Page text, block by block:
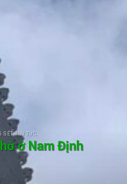
SÉT TIN TỨC
ở Nam Định